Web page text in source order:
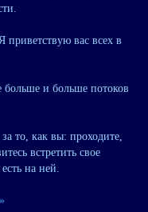
вас всех в
больше и больше потоков
то, как вы: проходите,
встретить свое
на ней.